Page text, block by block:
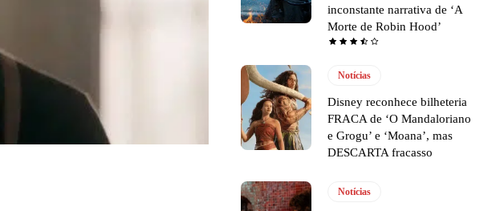
inconstante narrativa de ‘A
Morte de Robin Hood’
Notícias
Disney reconhece bilheteria
FRACA de ‘O Mandaloriano
e Grogu’ e ‘Moana’, mas
DESCARTA fracasso
Notícias